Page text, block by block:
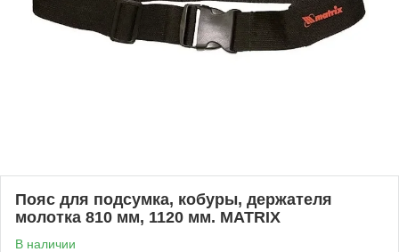
Пояс для подсумка, кобуры, держателя
молотка 810 мм, 1120 мм. MATRIX
В наличии